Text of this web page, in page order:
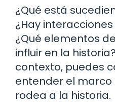
¿Qué está
¿Hay
¿Qué elementos
influir en la
contexto, puedes
entender el
rodea a la historia.